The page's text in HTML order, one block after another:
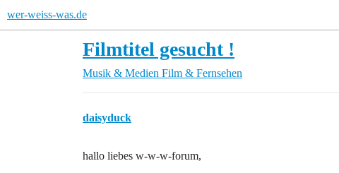
wer-weiss-was.de
Filmtitel gesucht !
Musik & Medien Film & Fernsehen
daisyduck
hallo liebes w-w-w-forum,